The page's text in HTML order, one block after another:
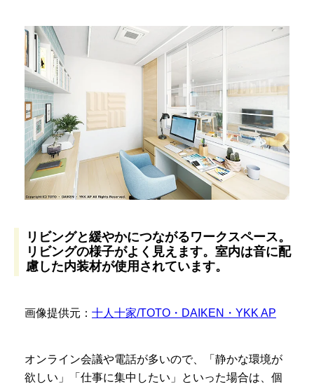
リビングと緩やかにつながるワークスペース。
リビングの様子がよく見えます。室内は音に配
慮した内装材が使用されています。
画像提供元： 十人十家/TOTO・DAIKEN・YKK AP
オンライン会議や電話が多いので、「静かな環境が
欲しい」「仕事に集中したい」といった場合は、個